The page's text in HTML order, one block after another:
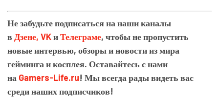
Не забудьте подписаться на наши каналы
в Дзене, VKиТелеграме, чтобы не пропустить
новые интервью, обзоры и новости из мира
гейминга и косплея. Оставайтесь с нами
на Gamers-Life.ru! Мы всегда рады видеть вас
среди наших подписчиков!